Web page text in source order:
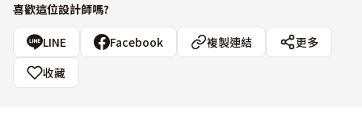
喜歡這位設計師嗎?
LINE Facebook 複製連結
更多
收藏